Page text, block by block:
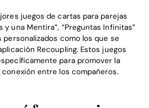
juegos de cartas para parejas
y una Mentira”, “Preguntas Infinitas”
como los que se
Recoupling. Estos juegos
para promover la
entre los compañeros.